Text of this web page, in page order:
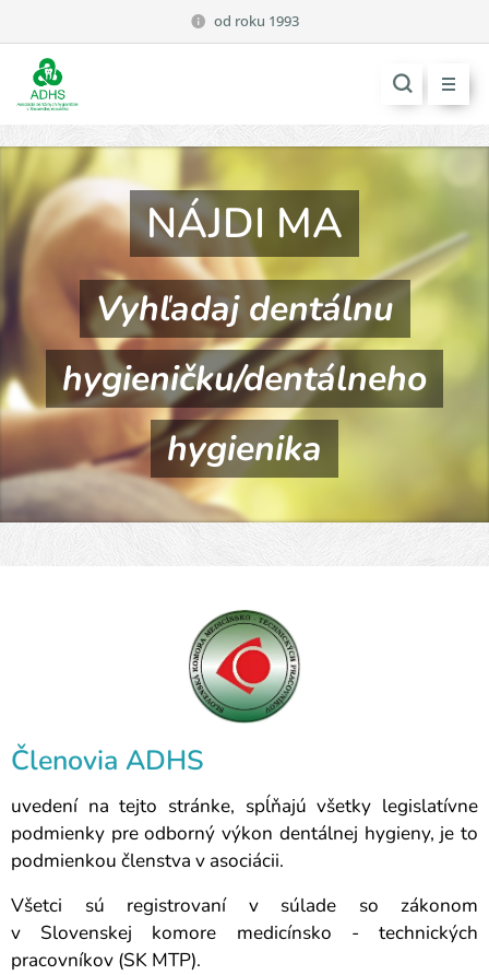
od roku 1993
NÁJDI MA
Vyhľadaj dentálnu
hygieničku/dentálneho
hygienika
Členovia ADHS
uvedení na tejto stránke, spĺňajú všetky legislatívne
podmienky pre odborný výkon dentálnej hygieny, je to
podmienkou členstva v asociácii.
Všetci sú registrovaní v súlade so zákonom
v Slovenskej komore medicínsko - technických
pracovníkov (SK MTP).